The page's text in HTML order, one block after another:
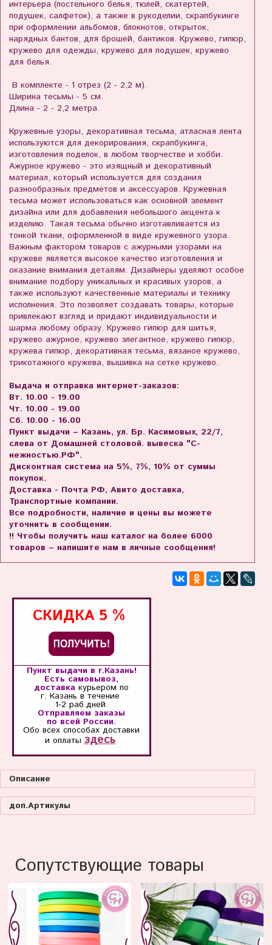
интерьера (постельного белья, тюлей, скатертей,
подушек, салфеток), а также в рукоделии, скрапбукинге
при оформлении альбомов, блокнотов, открыток,
нарядных бантов, для брошей, бантиков. Кружево, гипюр,
кружево для одежды, кружево для подушек, кружево
для белья.
В комплекте - 1 отрез (2 - 2,2 м).
Ширина тесьмы - 5 см.
Длина - 2 - 2,2 метра.
Кружевные узоры, декоративная тесьма, атласная лента
используются для декорирования, скрапбукинга,
изготовления поделок, в любом творчестве и хобби.
Ажурное кружево - это изящный и декоративный
материал, который используется для создания
разнообразных предметов и аксессуаров. Кружевная
тесьма может использоваться как основной элемент
дизайна или для добавления небольшого акцента к
изделию. Такая тесьма обычно изготавливается из
тонкой ткани, оформленной в виде кружевного узора.
Важным фактором товаров с ажурными узорами на
кружеве является высокое качество изготовления и
оказание внимания деталям. Дизайнеры уделяют особое
внимание подбору уникальных и красивых узоров, а
также используют качественные материалы и технику
исполнения. Это позволяет создавать товары, которые
привлекают взгляд и придают индивидуальности и
шарма любому образу. Кружево гипюр для шитья,
кружево ажурное, кружево элегантное, кружево гипюр,
кружева гипюр, декоративная тесьма, вязаное кружево,
трикотажного кружева, вышивка на сетке кружево.
Выдача и отправка интернет-заказов:
Вт. 10.00 - 19.00
Чт. 10.00 - 19.00
Сб. 10.00 - 16.00
Пункт выдачи – Казань, ул. Бр. Касимовых, 22/7,
слева от Домашней столовой. вывеска "С-
нежностью.РФ".
Дисконтная система на 5%, 7%, 10% от суммы
покупок.
Доставка - Почта РФ, Авито доставка,
Транспортные компании.
Все подробности, наличие и цены вы можете
уточнить в сообщении.
!! Чтобы получить наш каталог на более 6000
товаров – напишите нам в личные сообщения!
СКИДКА 5 %
Пункт выдачи в г.Казань!
Есть самовывоз,
доставка курьером по
г. Казань в течение
1-2 раб.дней.
Отправляем заказы
по всей России.
Обо всех способахдоставки
и оплаты здесь
Описание
доп.Артикулы
Сопутствующие товары